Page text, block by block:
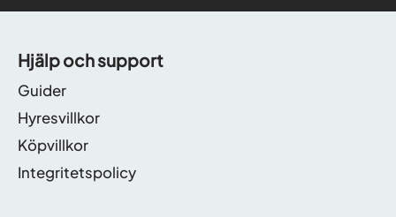
Hjälp och support
Guider
Hyresvillkor
Köpvillkor
Integritetspolicy